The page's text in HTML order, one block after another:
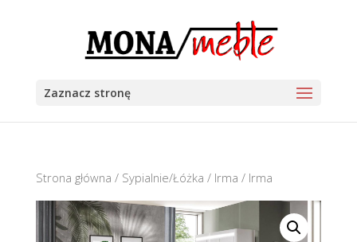
Zaznacz stronę
Strona główna / Sypialnie/Łóżka / Irma / Irma